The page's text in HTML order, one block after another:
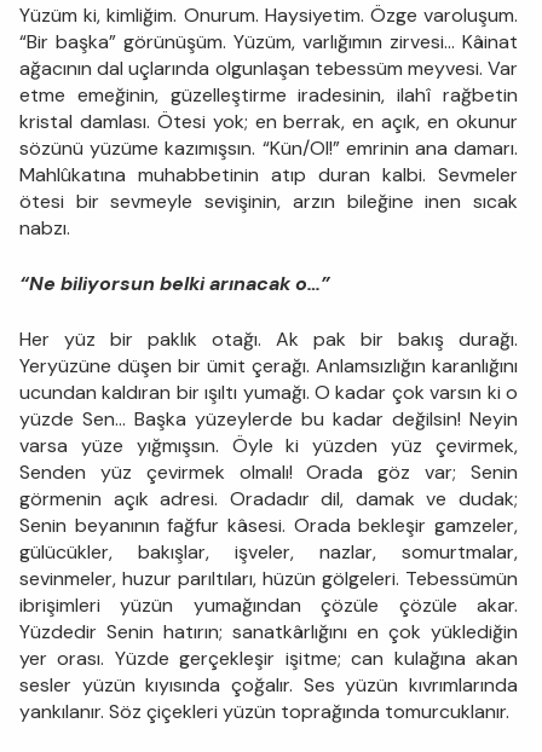
Yüzüm ki, kimliğim. Onurum. Haysiyetim. Özge varoluşum.
“Bir başka” görünüşüm. Yüzüm, varlığımın zirvesi… Kâinat
ağacının dal uçlarında olgunlaşan tebessüm meyvesi. Var
etme emeğinin, güzelleştirme iradesinin, ilahî rağbetin
kristal damlası. Ötesi yok; en berrak, en açık, en okunur
sözünü yüzüme kazımışsın. “Kün/Ol!” emrinin ana damarı.
Mahlûkatına muhabbetinin atıp duran kalbi. Sevmeler
ötesi bir sevmeyle sevişinin, arzın bileğine inen sıcak
nabzı.
“Ne biliyorsun belki arınacak o…”
Her yüz bir paklık otağı. Ak pak bir bakış durağı.
Yeryüzüne düşen bir ümit çerağı. Anlamsızlığın karanlığını
ucundan kaldıran bir ışıltı yumağı. O kadar çok varsın ki o
yüzde Sen… Başka yüzeylerde bu kadar değilsin! Neyin
varsa yüze yığmışsın. Öyle ki yüzden yüz çevirmek,
Senden yüz çevirmek olmalı! Orada göz var; Senin
görmenin açık adresi. Oradadır dil, damak ve dudak;
Senin beyanının fağfur kâsesi. Orada bekleşir gamzeler,
gülücükler, bakışlar, işveler, nazlar, somurtmalar,
sevinmeler, huzur parıltıları, hüzün gölgeleri. Tebessümün
ibrişimleri yüzün yumağından çözüle çözüle akar.
Yüzdedir Senin hatırın; sanatkârlığını en çok yüklediğin
yer orası. Yüzde gerçekleşir işitme; can kulağına akan
sesler yüzün kıyısında çoğalır. Ses yüzün kıvrımlarında
yankılanır. Söz çiçekleri yüzün toprağında tomurcuklanır.